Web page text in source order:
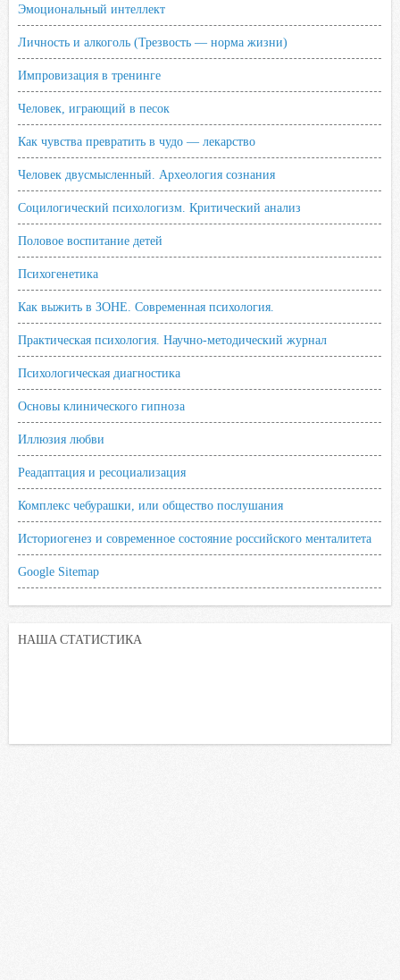
Эмоциональный интеллект
Личность и алкоголь (Трезвость — норма жизни)
Импровизация в тренинге
Человек, играющий в песок
Как чувства превратить в чудо — лекарство
Человек двусмысленный. Археология сознания
Социлогический психологизм. Критический анализ
Половое воспитание детей
Психогенетика
Как выжить в ЗОНЕ. Современная психология.
Практическая психология. Научно-методический журнал
Психологическая диагностика
Основы клинического гипноза
Иллюзия любви
Реадаптация и ресоциализация
Комплекс чебурашки, или общество послушания
Историогенез и современное состояние российского менталитета
Google Sitemap
НАША СТАТИСТИКА